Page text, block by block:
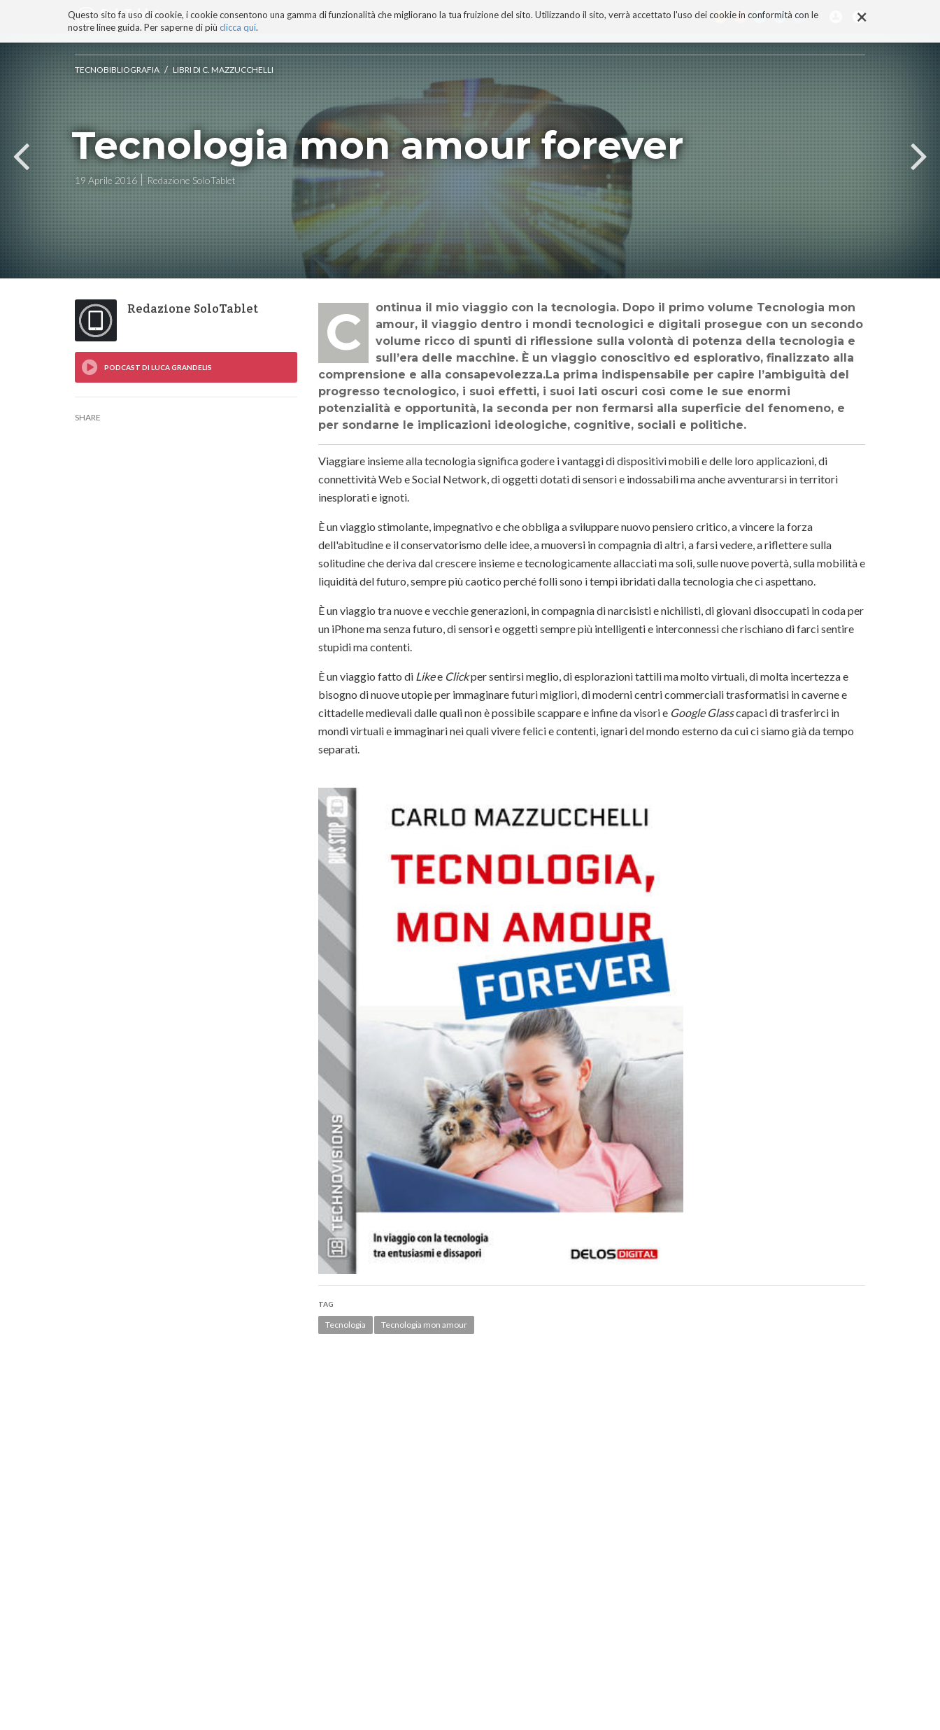
×
Questo sito fa uso di cookie, i cookie consentono una gamma di funzionalità che migliorano la tua fruizione del sito. Utilizzando il sito, verrà accettato l'uso dei cookie in conformità con le
nostre linee guida. Per saperne di più clicca qui.
BLOG TECNOCONSAPEVOLEZZA TECNOBIBLIOGRAFIA I MIEI LIBRI PROGETTO
ai
contenuti.
|
Salta
alla
navigazione
TECNOBIBLIOGRAFIA / LIBRI DI C. MAZZUCCHELLI
Tecnologia mon amour forever
19 Aprile 2016 Redazione SoloTablet
Redazione SoloTablet
SHARE
Continua il mio viaggio con la tecnologia. Dopo il primo volume Tecnologia mon
amour, il viaggio dentro i mondi tecnologici e digitali prosegue con un secondo
volume ricco di spunti di riflessione sulla volontà di potenza della tecnologia e
sull’era delle macchine. È un viaggio conoscitivo ed esplorativo, finalizzato alla
comprensione e alla consapevolezza.La prima indispensabile per capire l’ambiguità del
progresso tecnologico, i suoi effetti, i suoi lati oscuri così come le sue enormi
potenzialità e opportunità, la seconda per non fermarsi alla superficie del fenomeno, e
per sondarne le implicazioni ideologiche, cognitive, sociali e politiche.
Viaggiare insieme alla tecnologia significa godere i vantaggi di dispositivi mobili e delle loro applicazioni, di
connettività Web e Social Network, di oggetti dotati di sensori e indossabili ma anche avventurarsi in territori
inesplorati e ignoti.
È un viaggio stimolante, impegnativo e che obbliga a sviluppare nuovo pensiero critico, a vincere la forza
dell'abitudine e il conservatorismo delle idee, a muoversi in compagnia di altri, a farsi vedere, a riflettere sulla
solitudine che deriva dal crescere insieme e tecnologicamente allacciati ma soli, sulle nuove povertà, sulla mobilità e
liquidità del futuro, sempre più caotico perché folli sono i tempi ibridati dalla tecnologia che ci aspettano.
È un viaggio tra nuove e vecchie generazioni, in compagnia di narcisisti e nichilisti, di giovani disoccupati in coda per
un iPhone ma senza futuro, di sensori e oggetti sempre più intelligenti e interconnessi che rischiano di farci sentire
stupidi ma contenti.
È un viaggio fatto di Likee Clickper sentirsi meglio, di esplorazioni tattili ma molto virtuali, di molta incertezza e
bisogno di nuove utopie per immaginare futuri migliori, di moderni centri commerciali trasformatisi in caverne e
cittadelle medievali dalle quali non è possibile scappare e infine da visori e Google Glasscapaci di trasferirci in
mondi virtuali e immaginari nei quali vivere felici e contenti, ignari del mondo esterno da cui ci siamo già da tempo
separati.
TAG
Tecnologia Tecnologia mon amour